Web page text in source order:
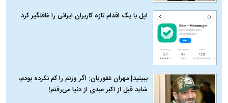
اپل با یک اقدام تازه کاربران ایرانی را غافلگیر کرد
ببینید| مهران غفوریان: اگر وزنم را کم نکرده بودم،
شاید قبل از اکبر عبدی از دنیا می‌رفتم!